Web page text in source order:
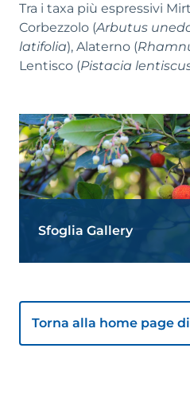
Tra i taxa più espressivi
Corbezzolo (Arbutus
latifolia), Alaterno (
Lentisco (Pistacia
Sfoglia Gallery
Torna alla home page